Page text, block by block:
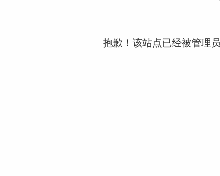
抱歉！该站点已经被管理